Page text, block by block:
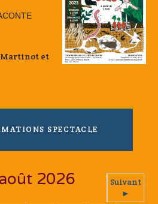
Martinot et
SPECTACLE
août 2026
Suivant
►